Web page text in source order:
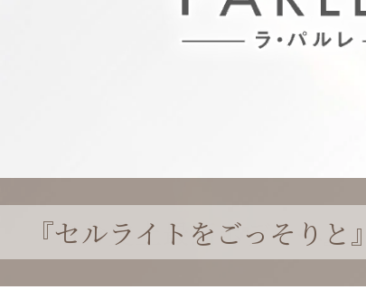
『すらっと美脚を手に入れ
『自分史上最高ボディへ』
『セルライトをごっそりと』
『私史上最高の美花嫁に』
『男性の美と健康をサポー